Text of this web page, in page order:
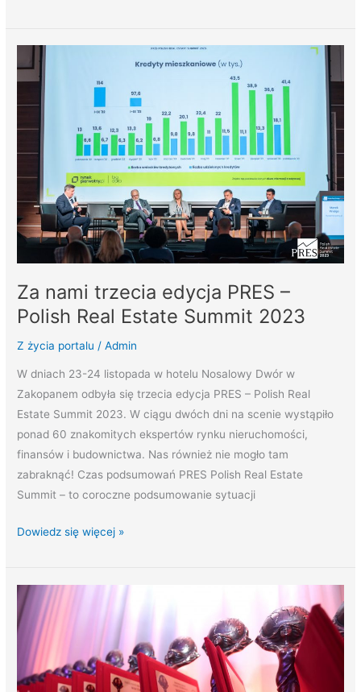
Za nami trzecia edycja PRES –
Polish Real Estate Summit 2023
Z życia portalu /Admin
W dniach 23-24 listopada w hotelu Nosalowy Dwór w
Zakopanem odbyła się trzecia edycja PRES – Polish Real
Estate Summit 2023. W ciągu dwóch dni na scenie wystąpiło
ponad 60 znakomitych ekspertów rynku nieruchomości,
finansów i budownictwa. Nas również nie mogło tam
zabraknąć! Czas podsumowań PRES Polish Real Estate
Summit – to coroczne podsumowanie sytuacji
nami
trzecia
PRES
–
Polish
Estate
Summit
Dowiedz się więcej »
Wiktoria!
Portal
RynekPierwotny.pl
kolejną